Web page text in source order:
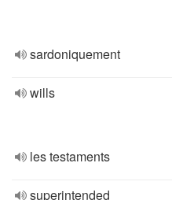
sardoniquement
wills
les testaments
superintended